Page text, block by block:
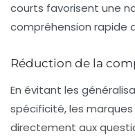
courts favorisent une
compréhension rapide
Réduction de la
En évitant les
spécificité, les
directement aux